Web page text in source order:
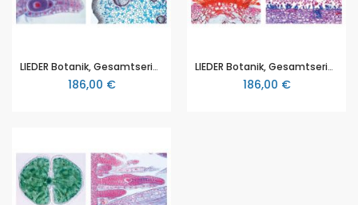
LIEDER Botanik, Gesamtserien, Blütenlose Pflanzen (Cryptogamae), Grundserie, 25 Mikropräparate (L 2600)
186,00 €
LIEDER Botanik, Gesamtserien, Blütenlose Pflanzen (Cryptogamae), Erweiterungsserie I, 25 Mikropräparate (L 2700)
186,00 €